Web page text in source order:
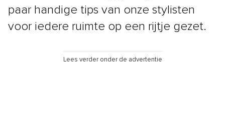
paar handige tips van onze stylisten
voor iedere ruimte op een rijtje gezet.
Lees verder onder de advertentie